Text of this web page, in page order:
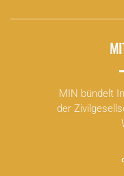
MIN bündelt
der